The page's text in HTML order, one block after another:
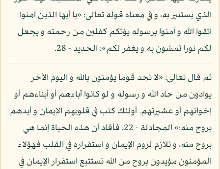
الذي يستنير به، و في معناه قوله تعالى: «يا أيها الذين آمنوا
اتقوا الله و آمنوا برسوله يؤتكم كفلين من رحمته و يجعل
لكم نورا تمشون به و يغفر لكم»: الحديد - 28.
ثم قال تعالى: «لا تجد قوما يؤمنون بالله و اليوم الآخر
يوادون من حاد الله و رسوله و لو كانوا آباءهم أو أبناءهم أو
إخوانهم أو عشيرتهم. أولئك كتب في قلوبهم الإيمان و أيدهم
بروح منه:» المجادلة - 22، فأفاد أن هذه الحياة إنما هي
بروح منه، و تلازم لزوم الإيمان و استقراره في القلب فهؤلاء
المؤمنون مؤيدون بروح من الله تستتبع استقرار الإيمان في